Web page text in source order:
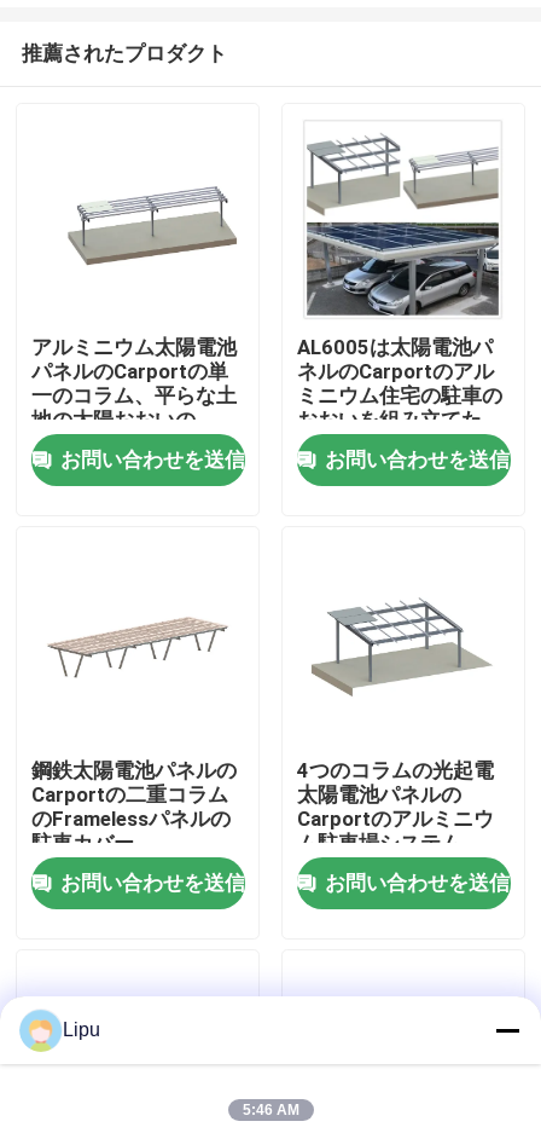
家
VRショー
工場旅行
品質管理
場合
システムを取付ける太陽pv
推薦されたプロダクト
アルミニウム太陽電池
パネルのCarportの単
一のコラム、平らな土
地の太陽おおいの
Carport
お問い合わせを送信
AL6005は太陽電池パ
ネルのCarportのアル
ミニウム住宅の駐車の
おおいを組み立てた
お問い合わせを送信
鋼鉄太陽電池パネルの
Carportの二重コラム
のFramelessパネルの
駐車カバー
お問い合わせを送信
4つのコラムの光起電
太陽電池パネルの
Carportのアルミニウ
ム駐車場システム
お問い合わせを送信
Lipu
5:46 AM